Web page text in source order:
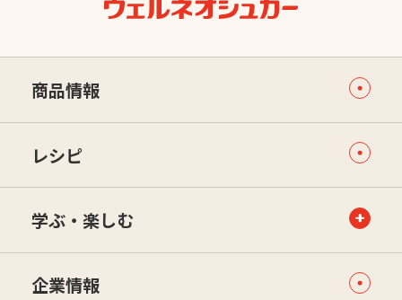
商品情報
レシピ
学ぶ・楽しむ
企業情報